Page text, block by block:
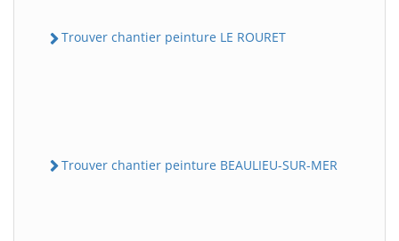
Trouver chantier peinture LE ROURET
Trouver chantier peinture BEAULIEU-SUR-MER